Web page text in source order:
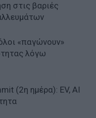
στις βαριές
«παγώνουν»
λόγω
(2η ημέρα): EV, AI